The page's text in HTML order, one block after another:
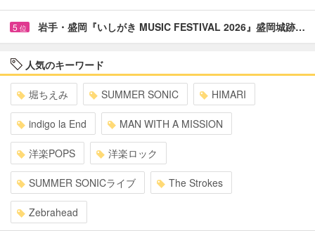
5 位 岩手・盛岡『いしがき MUSIC FESTIVAL 2026』盛岡城跡…
人気のキーワード
堀ちえみ SUMMER SONIC HIMARI
indigo la End MAN WITH A MISSION
洋楽POPS 洋楽ロック
SUMMER SONICライブ The Strokes
Zebrahead